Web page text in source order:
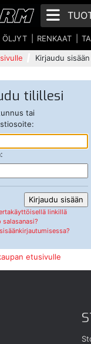
ÖLJYT RENKAAT
Kirjaudu sisään
tilillesi
tai
linkillä
etusivulle